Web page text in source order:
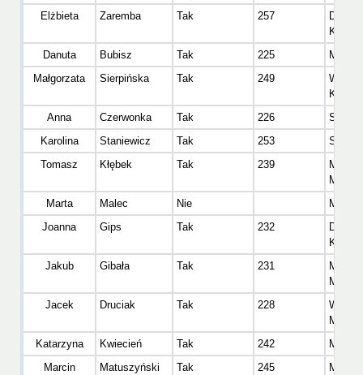
Elżbieta
Zaremba Tak 257
Kobiet
Danuta
Bubisz Tak 225
Małgorzata
Sierpińska Tak 249
Kobiet
Anna
Czerwonka Tak 226
Senior
Karolina
Staniewicz Tak 253
Senior
Tomasz
Kłębek Tak 239
Master
Marta
Malec Nie
Joanna
Gips Tak 232
Kobiet
Jakub
Gibała Tak 231
Master
Jacek
Druciak Tak 228
Katarzyna
Kwiecień Tak 242
Marcin
Matuszyński Tak 245
Master